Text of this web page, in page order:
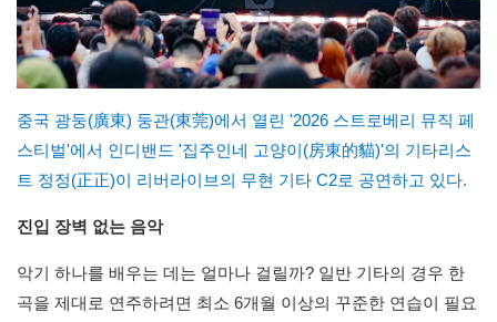
중국 광둥(廣東) 둥관(東莞)에서 열린 '2026 스트로베리 뮤직 페
스티벌'에서 인디밴드 '집주인네 고양이(房東的貓)'의 기타리스
트 정정(正正)이 리버라이브의 무현 기타 C2로 공연하고 있다.
진입 장벽 없는 음악
악기 하나를 배우는 데는 얼마나 걸릴까? 일반 기타의 경우 한
곡을 제대로 연주하려면 최소 6개월 이상의 꾸준한 연습이 필요